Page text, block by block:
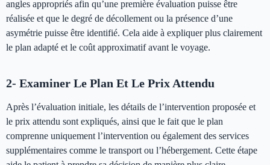
angles appropriés afin qu’une première évaluation puisse être
réalisée et que le degré de décollement ou la présence d’une
asymétrie puisse être identifié. Cela aide à expliquer plus clairement
le plan adapté et le coût approximatif avant le voyage.
2- Examiner Le Plan Et Le Prix Attendu
Après l’évaluation initiale, les détails de l’intervention proposée et
le prix attendu sont expliqués, ainsi que le fait que le plan
comprenne uniquement l’intervention ou également des services
supplémentaires comme le transport ou l’hébergement. Cette étape